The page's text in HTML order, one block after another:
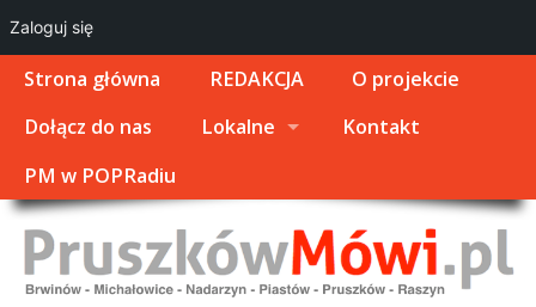
Strona główna REDAKCJA
O projekcie
Dołącz do nas
Lokalne
Kontakt
PM w POPRadiu
Zaloguj się